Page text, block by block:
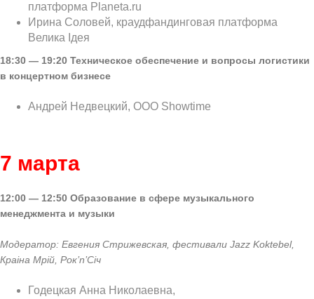
платформа Planeta.ru
Ирина Соловей, краудфандинговая платформа
Велика Ідея
18:30 — 19:20 Техническое обеспечение и вопросы логистики
в концертном бизнесе
Андрей Недвецкий, OOO Showtime
7 марта
12:00 — 12:50 Образование в сфере музыкального
менеджмента и музыки
Модератор: Евгения Стрижевская, фестивали Jazz Koktebel,
Краіна Мрій, Рок’n’Січ
Годецкая Анна Николаевна,